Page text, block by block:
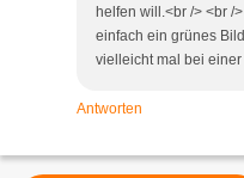
helfen will.<br /> <br /
einfach ein grünes
vielleicht mal bei
Antworten